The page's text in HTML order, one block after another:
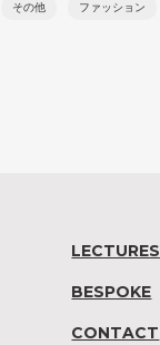
その他 ファッション
LECTURES
BESPOKE
CONTACT